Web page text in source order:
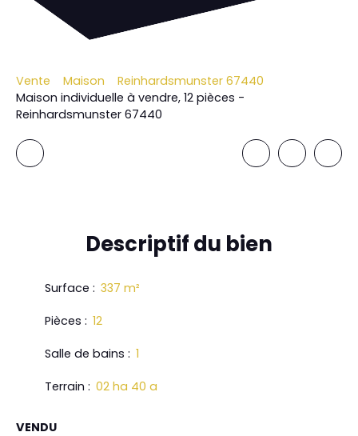
Vente Maison
Reinhardsmunster 67440
Maison individuelle à vendre, 12 pièces -
Reinhardsmunster 67440
Descriptifdu bien
Surface : 337 m²
Pièces : 12
Salle de bains : 1
Terrain : 02 ha 40 a
VENDU